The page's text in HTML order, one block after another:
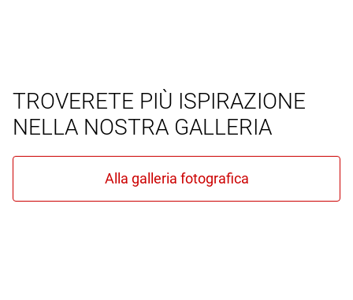
TROVERETE PIÙ ISPIRAZIONE
NELLA NOSTRA GALLERIA